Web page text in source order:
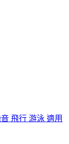
飛行 游泳 適用